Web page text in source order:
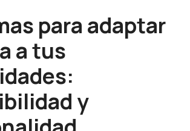
para adaptar
a tus
y